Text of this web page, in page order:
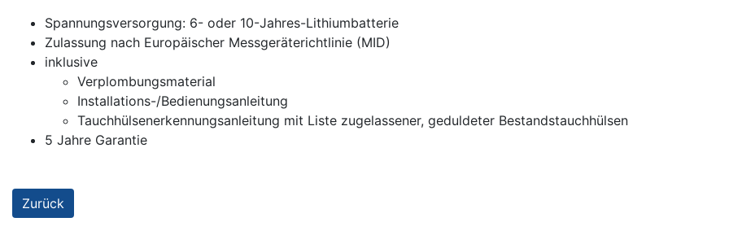
Spannungsversorgung: 6- oder 10-Jahres-Lithiumbatterie
Zulassung nach Europäischer Messgeräterichtlinie (MID)
inklusive
Verplombungsmaterial
Installations-/Bedienungsanleitung
Tauchhülsenerkennungsanleitung mit Liste zugelassener, geduldeter Bestandstauchhülsen
5 Jahre Garantie
Zurück